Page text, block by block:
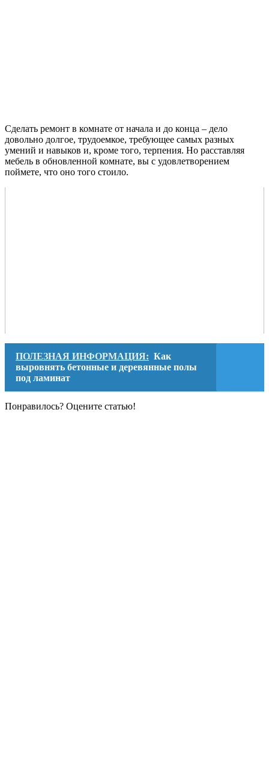
Сделать ремонт в комнате от начала и до конца – дело
довольно долгое, трудоемкое, требующее самых разных
умений и навыков и, кроме того, терпения. Но расставляя
мебель в обновленной комнате, вы с удовлетворением
поймете, что оно того стоило.
ПОЛЕЗНАЯ ИНФОРМАЦИЯ: Как
выровнять бетонные и деревянные полы
под ламинат
Понравилось? Оцените статью!